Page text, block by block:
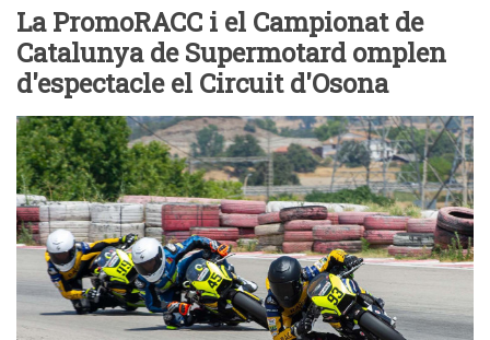
La PromoRACC i el Campionat de
Catalunya de Supermotard omplen
d'espectacle el Circuit d'Osona